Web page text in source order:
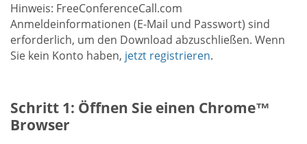
Hinweis: FreeConferenceCall.com
Anmeldeinformationen (E-Mail und Passwort) sind
erforderlich, um den Download abzuschließen. Wenn
Sie kein Konto haben, jetzt registrieren.
Schritt 1: Öffnen Sie einen Chrome™
Browser